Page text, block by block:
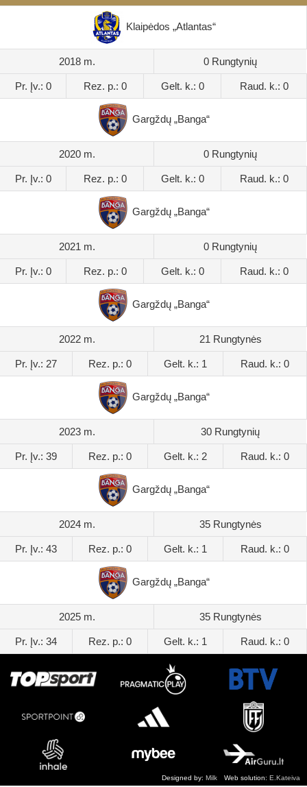
Klaipėdos „Atlantas“
2018 m. 0 Rungtynių
Pr. Įv.: 0 Rez. p.: 0 Gelt. k.: 0 Raud. k.: 0
Gargždų „Banga“
2020 m. 0 Rungtynių
Pr. Įv.: 0 Rez. p.: 0 Gelt. k.: 0 Raud. k.: 0
Gargždų „Banga“
2021 m. 0 Rungtynių
Pr. Įv.: 0 Rez. p.: 0 Gelt. k.: 0 Raud. k.: 0
Gargždų „Banga“
2022 m. 21 Rungtynės
Pr. Įv.: 27 Rez. p.: 0 Gelt. k.: 1 Raud. k.: 0
Gargždų „Banga“
2023 m. 30 Rungtynių
Pr. Įv.: 39 Rez. p.: 0 Gelt. k.: 2 Raud. k.: 0
Gargždų „Banga“
2024 m. 35 Rungtynės
Pr. Įv.: 43 Rez. p.: 0 Gelt. k.: 1 Raud. k.: 0
Gargždų „Banga“
2025 m. 35 Rungtynės
Pr. Įv.: 34 Rez. p.: 0 Gelt. k.: 1 Raud. k.: 0
Web solution: E.Kateiva
Designed by: Milk